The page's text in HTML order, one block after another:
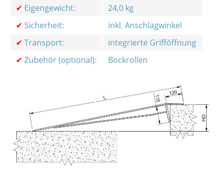
✔ Eigengewicht:
24,0 kg
✔ Sicherheit:
inkl. Anschlagwinkel
✔ Transport:
integrierte Grifföffnung
✔ Zubehör (optional): Bockrollen